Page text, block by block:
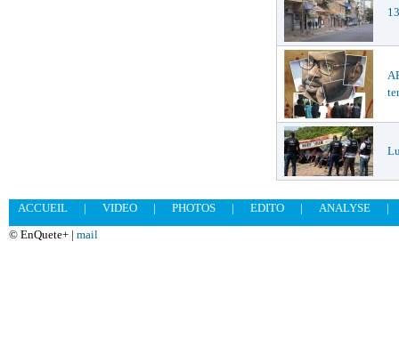
ACCUEIL | VIDEO | PHOTOS | EDITO | ANALYSE
|
© EnQuete+ | mail